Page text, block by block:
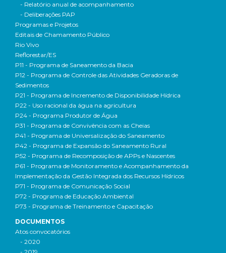
- Relatório anual de acompanhamento
- Deliberações PAP
Programas e Projetos
Editais de Chamamento Público
Rio Vivo
Reflorestar/ES
P11 - Programa de Saneamento da Bacia
P12 - Programa de Controle das Atividades Geradoras de
Sedimentos
P21 - Programa de Incremento de Disponibilidade Hídrica
P22 - Uso racional da água na agricultura
P24 - Programa Produtor de Água
P31 - Programa de Convivência com as Cheias
P41 - Programa de Universalização do Saneamento
P42 - Programa de Expansão do Saneamento Rural
P52 - Programa de Recomposição de APPs e Nascentes
P61 - Programa de Monitoramento e Acompanhamento da
Implementação da Gestão Integrada dos Recursos Hídricos
P71 - Programa de Comunicação Social
P72 - Programa de Educação Ambiental
P73 - Programa de Treinamento e Capacitação
DOCUMENTOS
Atos convocatórios
- 2020